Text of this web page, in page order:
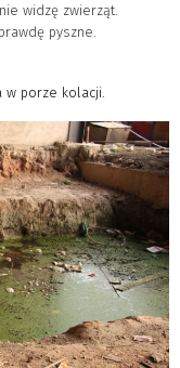
widzę zwierząt.
pyszne.
w porze kolacji.